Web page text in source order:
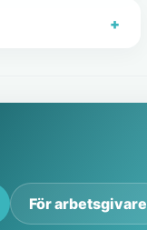
För arbetsgivare